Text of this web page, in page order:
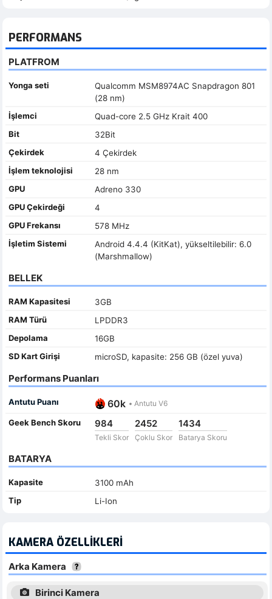
PERFORMANS
PLATFROM
Yonga seti
Qualcomm MSM8974AC Snapdragon 801
(28 nm)
İşlemci
Quad-core 2.5 GHz Krait 400
Bit
32Bit
Çekirdek
4 Çekirdek
İşlem teknolojisi
28 nm
GPU
Adreno 330
GPU Çekirdeği
4
GPU Frekansı
578 MHz
İşletim Sistemi
Android 4.4.4 (KitKat), yükseltilebilir: 6.0
(Marshmallow)
BELLEK
RAM Kapasitesi
3GB
RAM Türü
LPDDR3
Depolama
16GB
SD Kart Girişi
microSD, kapasite: 256 GB (özel yuva)
Performans Puanları
Antutu Puanı 60k • Antutu V6
Geek Bench Skoru 984
Tekli Skor
2452
Çoklu Skor
1434
Batarya Skoru
BATARYA
Kapasite
3100 mAh
Tip
Li-Ion
KAMERA ÖZELLIKLERI
Arka Kamera
Birinci Kamera